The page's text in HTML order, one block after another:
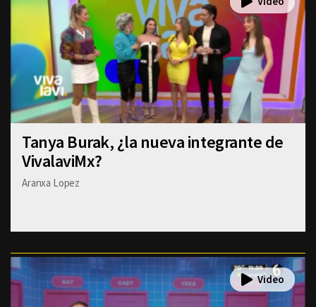
Tanya Burak, ¿la nueva integrante de
VivalaviMx?
Aranxa Lopez